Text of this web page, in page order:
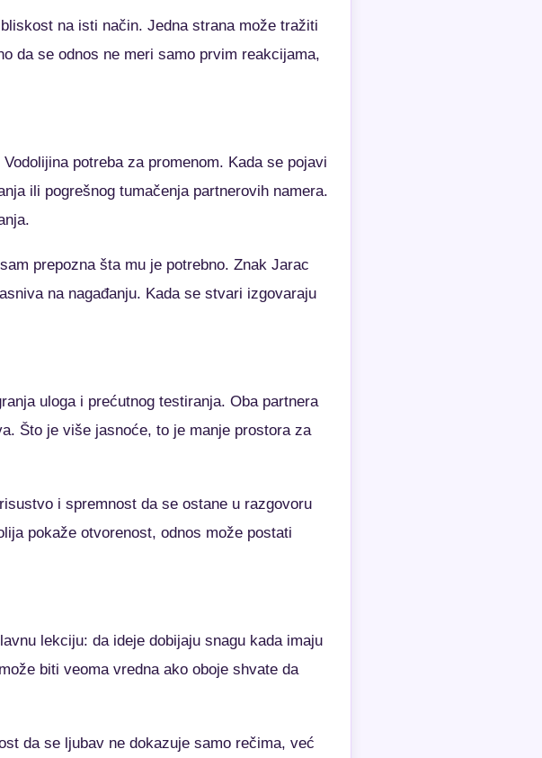
na isti način. Jedna strana može tražiti
da se odnos ne meri samo prvim reakcijama,
potreba za promenom. Kada se pojavi
ili pogrešnog tumačenja partnerovih namera.
prepozna šta mu je potrebno. Znak Jarac
na nagađanju. Kada se stvari izgovaraju
uloga i prećutnog testiranja. Oba partnera
Što je više jasnoće, to je manje prostora za
i spremnost da se ostane u razgovoru
pokaže otvorenost, odnos može postati
lekciju: da ideje dobijaju snagu kada imaju
biti veoma vredna ako oboje shvate da
da se ljubav ne dokazuje samo rečima, već